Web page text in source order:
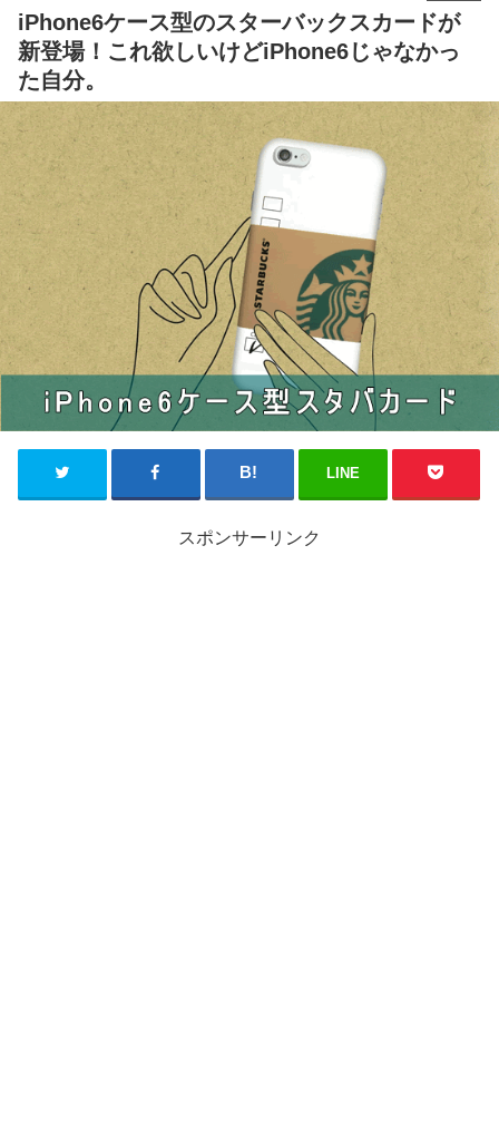
iPhone6ケース型のスターバックスカードが
新登場！これ欲しいけどiPhone6じゃなかっ
た自分。
LINE
スポンサーリンク